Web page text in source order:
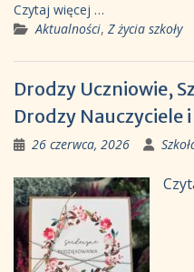
Czytaj więcej …
Aktualności, Z życia szkoły
Drodzy Uczniowie,
Drodzy Nauczyciele
26 czerwca, 2026